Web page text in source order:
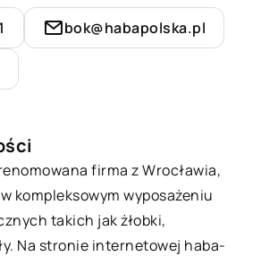
bok@habapolska.pl
firma z Wrocławia,
kompleksowym wyposażeniu
takich jak żłobki,
Na stronie internetowej haba-